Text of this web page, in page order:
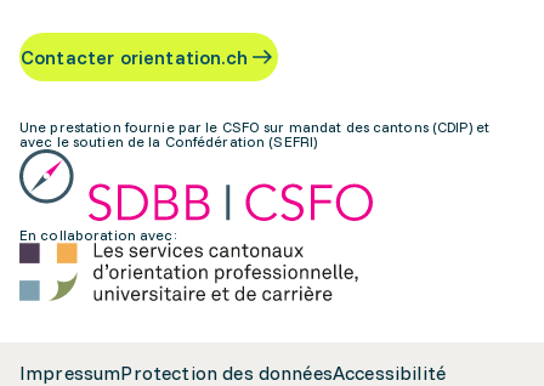
Contacter orientation.ch
Une prestation fournie par le CSFO sur mandat des cantons (CDIP) et
avec le soutien de la Confédération (SEFRI)
En collaboration avec:
ImpressumProtection des donnéesAccessibilité